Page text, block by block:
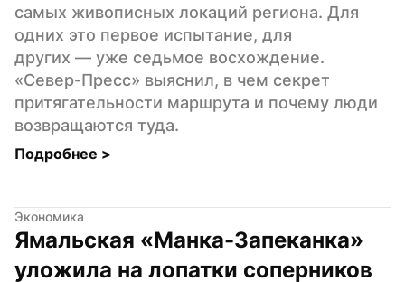
самых живописных локаций региона. Для
одних это первое испытание, для
других — уже седьмое восхождение.
«Север-Пресс» выяснил, в чем секрет
притягательности маршрута и почему люди
возвращаются туда.
Подробнее >
Экономика
Ямальская «Манка-Запеканка»
уложила на лопатки соперников